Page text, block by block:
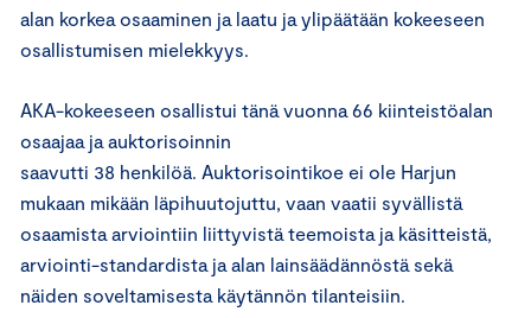
alan korkea osaaminen ja laatu ja ylipäätään kokeeseen
osallistumisen mielekkyys.
AKA-kokeeseen osallistui tänä vuonna 66 kiinteistöalan
osaajaa ja auktorisoinnin
saavutti 38 henkilöä. Auktorisointikoe ei ole Harjun
mukaan mikään läpihuutojuttu, vaan vaatii syvällistä
osaamista arviointiin liittyvistä teemoista ja käsitteistä,
arviointi-standardista ja alan lainsäädännöstä sekä
näiden soveltamisesta käytännön tilanteisiin.